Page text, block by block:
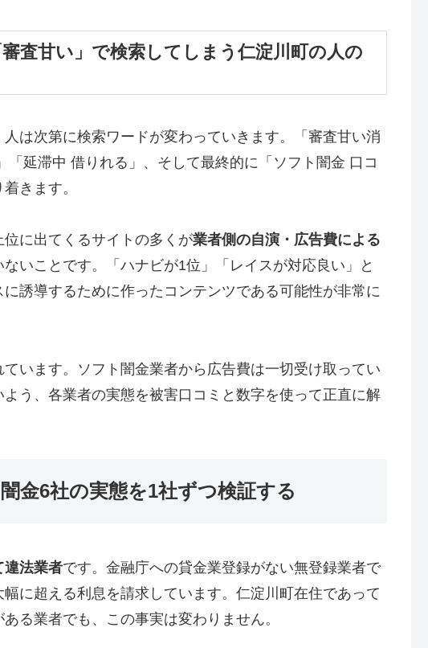
査甘い」で検索してしまう仁淀川町の人の
は次第に検索ワードが変わっていきます。「審査甘い消
延滞中 借りれる」、そして最終的に「ソフト闇金 口コ
きます。
に出てくるサイトの多くが業者側の自演・広告費による
いことです。「ハナビが1位」「レイスが対応良い」と
誘導するために作ったコンテンツである可能性が非常に
います。ソフト闇金業者から広告費は一切受け取ってい
う、各業者の実態を被害口コミと数字を使って正直に解
金6社の実態を1社ずつ検証する
違法業者です。金融庁への貸金業登録がない無登録業者で
に超える利息を請求しています。仁淀川町在住であって
る業者でも、この事実は変わりません。